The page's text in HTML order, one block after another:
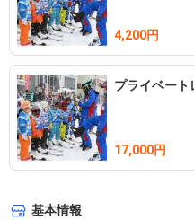
4,200円
プライベー
17,000円
基本情報